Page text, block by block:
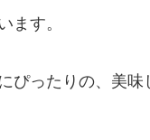
す。
ぴったりの、美